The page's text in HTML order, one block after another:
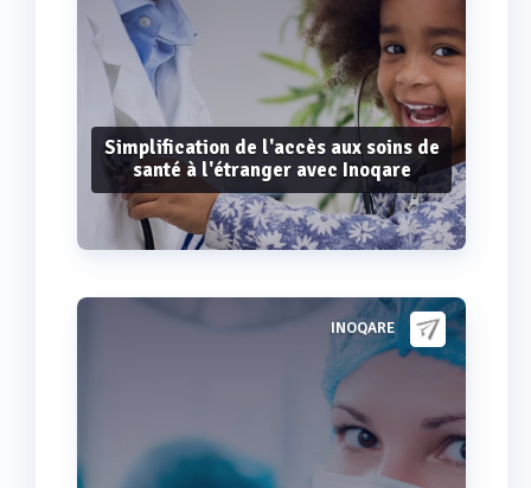
Simplification de l'accès aux soins de
santé à l'étranger avec Inoqare
INOQARE